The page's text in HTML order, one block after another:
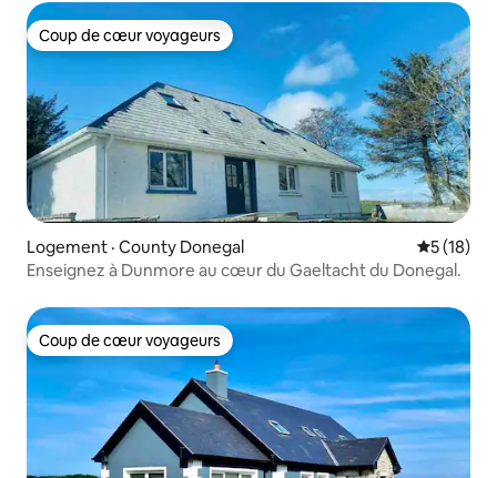
Coup de cœur voyageurs
Coup de cœur voyageurs
Logement · County Donegal Note
5 (18)
Enseignez à Dunmore au cœur du Gaeltacht du Donegal.
Coup de cœur voyageurs
Coup de cœur voyageurs